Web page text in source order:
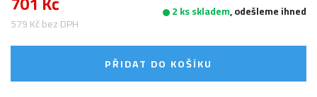
579 Kč bez DPH
2 ks skladem, odešleme ihned
PŘIDAT DO KOŠÍKU